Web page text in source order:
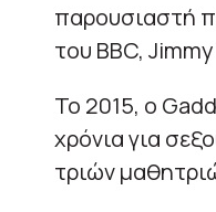
παρουσιαστή
του BBC,
Το 2015, ο
χρόνια για
τριών